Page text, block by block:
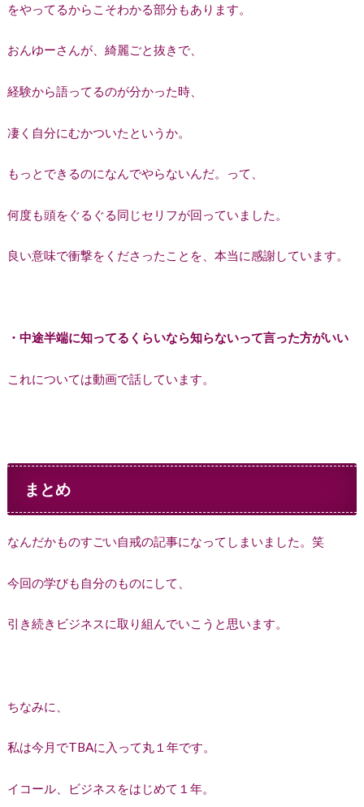
をやってるからこそわかる部分もあります。
おんゆーさんが、綺麗ごと抜きで、
経験から語ってるのが分かった時、
凄く自分にむかついたというか。
もっとできるのになんでやらないんだ。って、
何度も頭をぐるぐる同じセリフが回っていました。
良い意味で衝撃をくださったことを、本当に感謝しています。
・中途半端に知ってるくらいなら知らないって言った方がいい
これについては動画で話しています。
まとめ
なんだかものすごい自戒の記事になってしまいました。笑
今回の学びも自分のものにして、
引き続きビジネスに取り組んでいこうと思います。
ちなみに、
私は今月でTBAに入って丸１年です。
イコール、ビジネスをはじめて１年。